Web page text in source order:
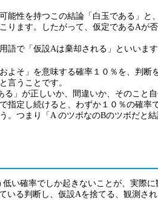
能性を持つこの結論「白玉である」と
ります。したがって、仮定であるAが
語で「仮設Aは棄却される」といいま
よそ」を意味する確率１０％を、判断
言うことです。
る」が正しいか、間違いか、そのこと
指定し続けると、わずか１０％の確率
。つまり「A のツボなのBのツボだと
低い確率でしか起きないことが、実際
いる判断し、仮設Aを捨てる、観測さ